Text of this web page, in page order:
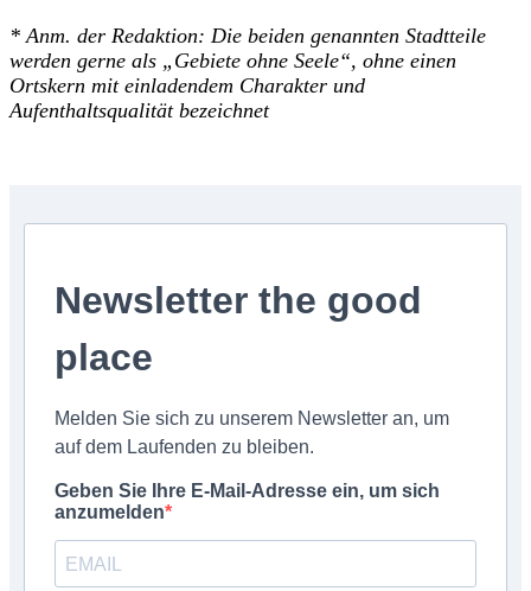
* Anm. der Redaktion: Die beiden genannten Stadtteile
werden gerne als „Gebiete ohne Seele“, ohne einen
Ortskern mit einladendem Charakter und
Aufenthaltsqualität bezeichnet
Newsletter the good
place
Melden Sie sich zu unserem Newsletter an, um
auf dem Laufenden zu bleiben.
Geben Sie Ihre E-Mail-Adresse ein, um sich
anzumelden